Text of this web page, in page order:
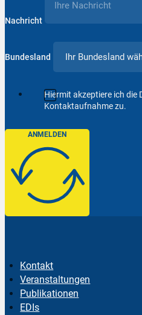
Nachricht
Bundesland
Hiermit akzeptiere ich die
Kontaktaufnahme zu.
ANMELDEN
Kontakt
Veranstaltungen
Publikationen
EDIs